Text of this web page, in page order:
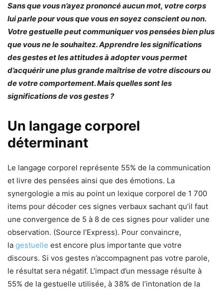
Sans que vous n’ayez prononcé aucun mot, votre corps
lui parle pour vous que vous en soyez conscient ou non.
Votre gestuelle peut communiquer vos pensées bien plus
que vous ne le souhaitez. Apprendre les significations
des gestes et les attitudes à adopter vous permet
d’acquérir une plus grande maîtrise de votre discours ou
de votre comportement. Mais quelles sont les
significations de vos gestes ?
Un langage corporel
déterminant
Le langage corporel représente 55% de la communication
et livre des pensées ainsi que des émotions. La
synergologie a mis au point un lexique corporel de 1 700
items pour décoder ces signes verbaux sachant qu’il faut
une convergence de 5 à 8 de ces signes pour valider une
observation. (Source l’Express). Pour convaincre,
la gestuelle est encore plus importante que votre
discours. Si vos gestes n’accompagnent pas votre parole,
le résultat sera négatif. L’impact d’un message résulte à
55% de la gestuelle utilisée, à 38% de l’intonation de la